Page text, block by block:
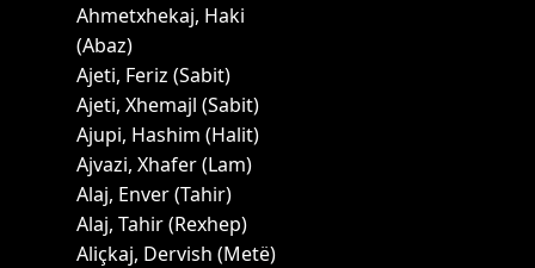
Ahmetxhekaj, Haki
(Abaz)
Ajeti, Feriz (Sabit)
Ajeti, Xhemajl (Sabit)
Ajupi, Hashim (Halit)
Ajvazi, Xhafer (Lam)
Alaj, Enver (Tahir)
Alaj, Tahir (Rexhep)
Aliçkaj, Dervish (Metë)